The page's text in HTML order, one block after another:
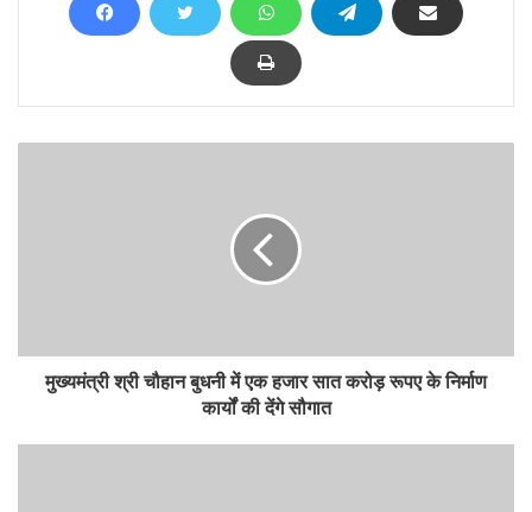
मुख्यमंत्री श्री चौहान बुधनी में एक हजार सात करोड़ रूपए के निर्माण
कार्यों की देंगे सौगात